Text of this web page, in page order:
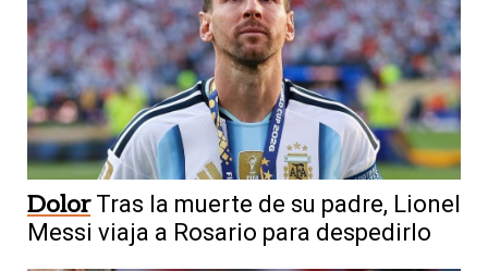
Dolor Tras la muerte de su padre, Lionel
Messi viaja a Rosario para despedirlo